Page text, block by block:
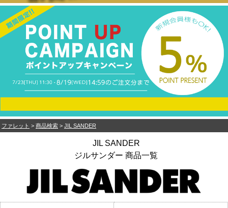
ファレット > 商品検索 > JIL SANDER
JIL SANDER
ジルサンダー 商品一覧